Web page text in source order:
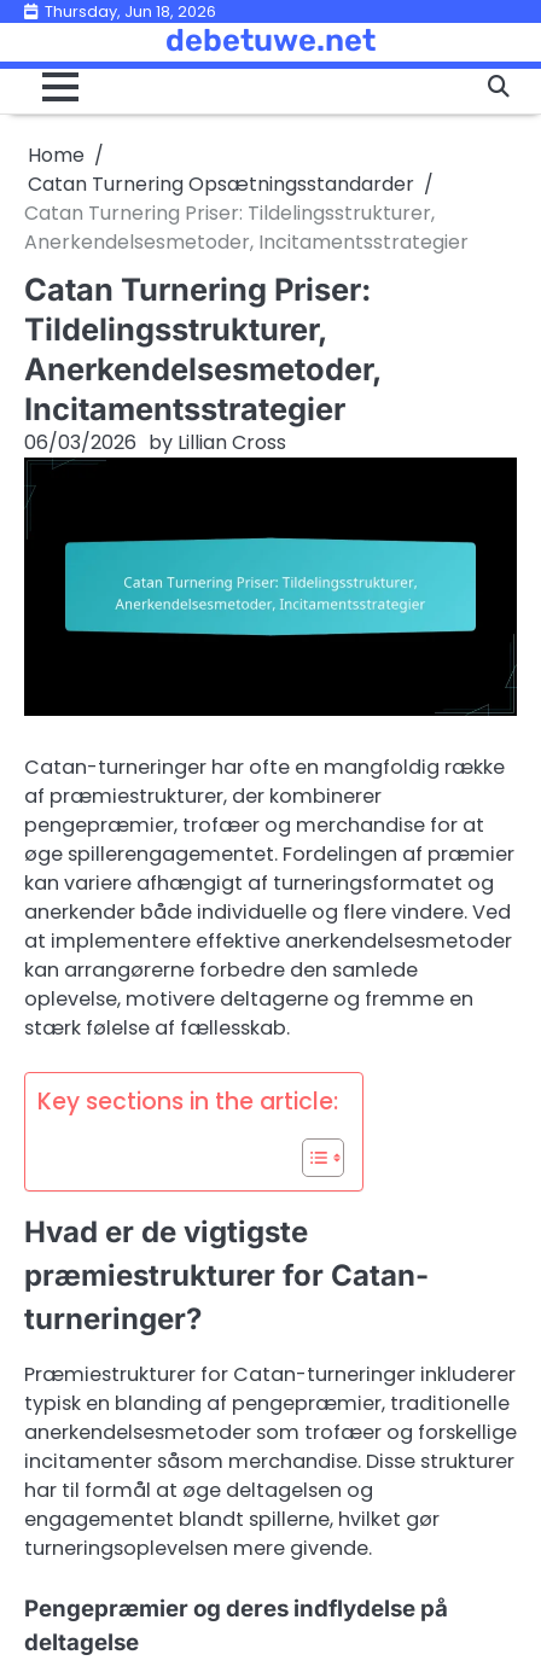
Skip
content
Thursday, Jun 18, 2026
debetuwe.net
Home
Catan Turnering Opsætningsstandarder
Catan Turnering Priser: Tildelingsstrukturer,
Anerkendelsesmetoder, Incitamentsstrategier
Catan Turnering Priser:
Tildelingsstrukturer,
Anerkendelsesmetoder,
Incitamentsstrategier
06/03/2026 by Lillian Cross
Catan-turneringer har ofte en mangfoldig række
af præmiestrukturer, der kombinerer
pengepræmier, trofæer og merchandise for at
øge spillerengagementet. Fordelingen af præmier
kan variere afhængigt af turneringsformatet og
anerkender både individuelle og flere vindere. Ved
at implementere effektive anerkendelsesmetoder
kan arrangørerne forbedre den samlede
oplevelse, motivere deltagerne og fremme en
stærk følelse af fællesskab.
Key sections in the article:
Hvad er de vigtigste
præmiestrukturer for Catan-
turneringer?
Præmiestrukturer for Catan-turneringer inkluderer
typisk en blanding af pengepræmier, traditionelle
anerkendelsesmetoder som trofæer og forskellige
incitamenter såsom merchandise. Disse strukturer
har til formål at øge deltagelsen og
engagementet blandt spillerne, hvilket gør
turneringsoplevelsen mere givende.
Pengepræmier og deres indflydelse på
deltagelse